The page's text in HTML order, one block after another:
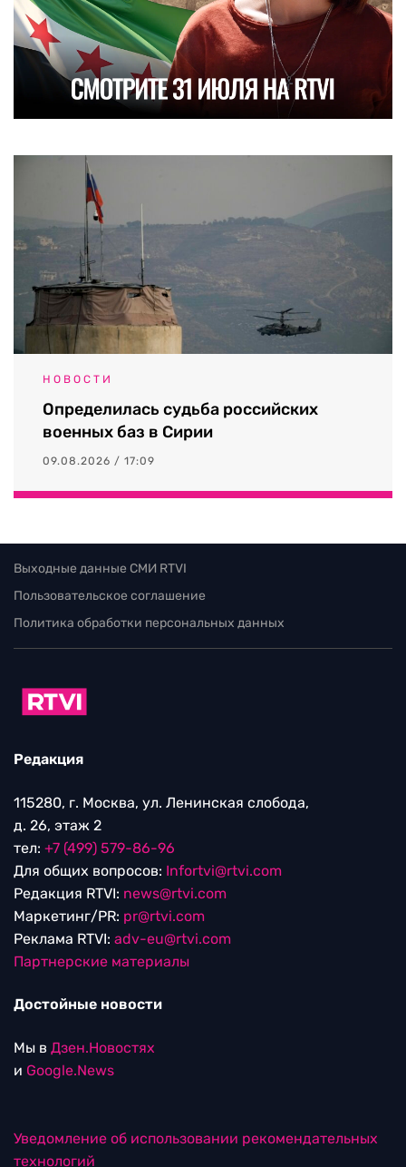
НОВОСТИ
Определилась судьба российских
военных баз в Сирии
09.08.2026 / 17:09
Выходные данные СМИ RTVI
Пользовательское соглашение
Политика обработки персональных данных
Редакция
115280, г. Москва, ул. Ленинская слобода,
д. 26, этаж 2
тел: +7 (499) 579-86-96
Для общих вопросов: Infortvi@rtvi.com
Редакция RTVI: news@rtvi.com
Маркетинг/PR: pr@rtvi.com
Реклама RTVI: adv-eu@rtvi.com
Партнерские материалы
Достойные новости
Мы в Дзен.Новостях
и Google.News
Уведомление об использовании рекомендательных
технологий